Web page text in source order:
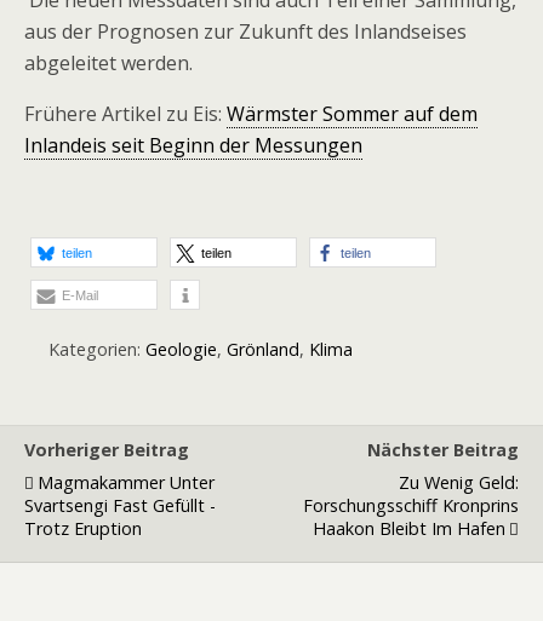
aus der Prognosen zur Zukunft des Inlandseises
abgeleitet werden.
Frühere Artikel zu Eis: Wärmster Sommer auf dem
Inlandeis seit Beginn der Messungen
teilen teilen teilen
E-Mail
Kategorien: Geologie, Grönland, Klima
Vorheriger Beitrag
Magmakammer Unter
Svartsengi Fast Gefüllt -
Trotz Eruption
Nächster Beitrag
Zu Wenig Geld:
Forschungsschiff Kronprins
Haakon Bleibt Im Hafen